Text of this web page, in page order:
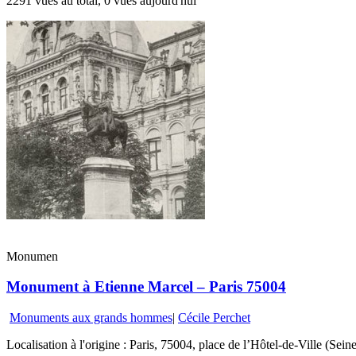
Monumen
Monument à Etienne Marcel – Paris 75004
Monuments aux grands hommes| Cécile Perchet
Localisation à l'origine : Paris, 75004, place de l’Hôtel-de-Ville